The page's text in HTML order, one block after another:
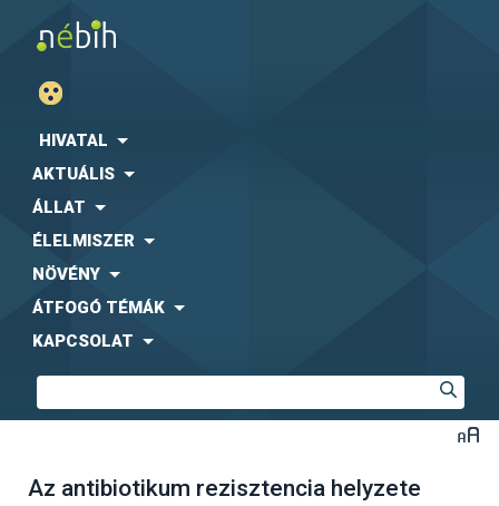
HIVATAL
AKTUÁLIS
ÁLLAT
ÉLELMISZER
NÖVÉNY
ÁTFOGÓ TÉMÁK
KAPCSOLAT
Az antibiotikum rezisztencia helyzete